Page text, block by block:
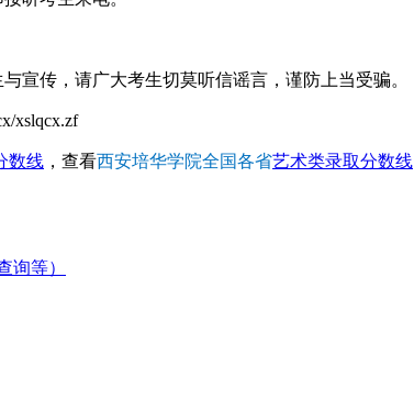
宣传，请广大考生切莫听信谣言，谨防上当受骗。
xslqcx.zf
数线 ，查看西安培华学院全国各省艺术类录取分数线
询等）